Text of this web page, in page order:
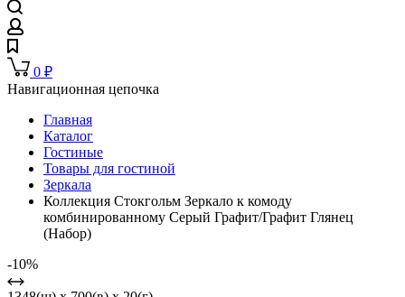
0 ₽
Навигационная цепочка
Главная
Каталог
Гостиные
Товары для гостиной
Зеркала
Коллекция Стокгольм Зеркало к комоду
комбинированному Серый Графит/Графит Глянец
(Набор)
-10%